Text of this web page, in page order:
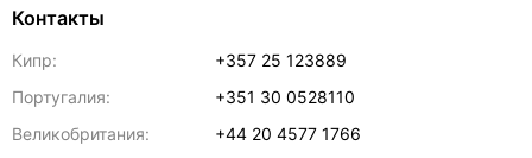
Контакты
Кипр:
+357 25 123889
Португалия:
+351 30 0528110
Великобритания:
+44 20 4577 1766